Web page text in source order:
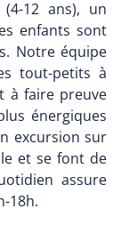
12 ans), un
enfants sont
Notre équipe
tout-petits à
à faire preuve
énergiques
excursion sur
et se font de
assure
18h.